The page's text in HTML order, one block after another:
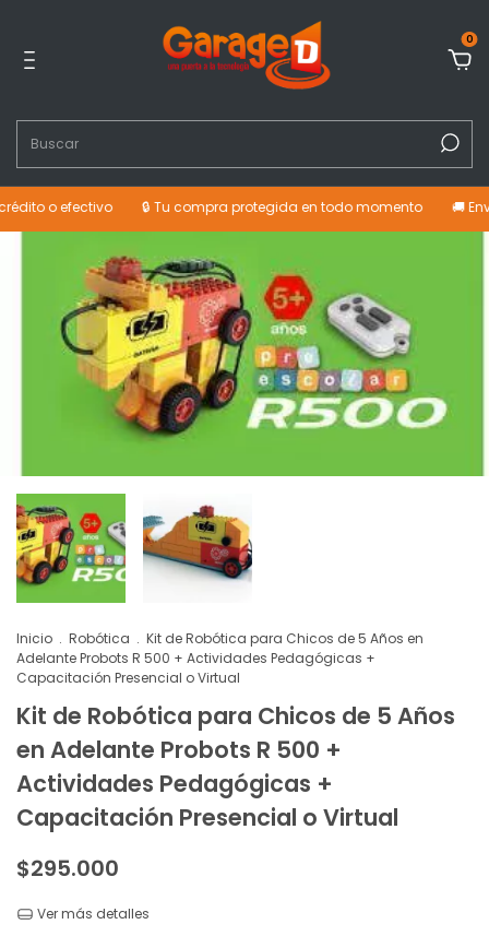
0
efectivo 🔒 Tu compra protegida en todo momento 🚚 Envíos a
Inicio . Robótica . Kit de Robótica para Chicos de 5 Años en
Adelante Probots R 500 + Actividades Pedagógicas +
Capacitación Presencial o Virtual
Kit de Robótica para Chicos de 5 Años
en Adelante Probots R 500 +
Actividades Pedagógicas +
Capacitación Presencial o Virtual
$295.000
Ver más detalles